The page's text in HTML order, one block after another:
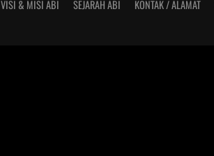
VISI & MISI ABI SEJARAH ABI KONTAK / ALAMAT